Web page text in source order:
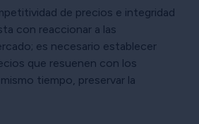
de precios e integridad
con reaccionar a las
es necesario establecer
que resuenen con los
tiempo, preservar la